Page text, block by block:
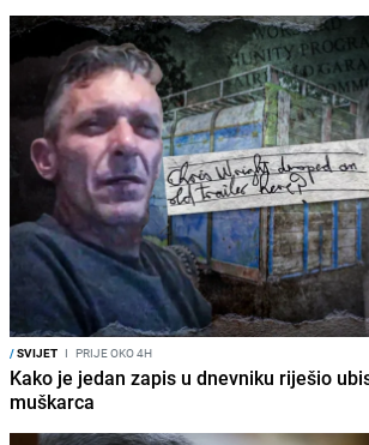
/SVIJET I PRIJE OKO 4H
Kako je jedan zapis u dnevniku riješio
muškarca